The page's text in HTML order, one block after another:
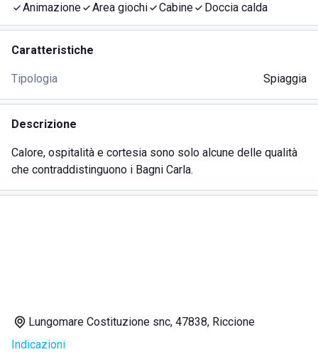
Animazione
Area giochi Cabine Doccia calda
Caratteristiche
Tipologia Spiaggia
Descrizione
Calore, ospitalità e cortesia sono solo alcune delle qualità
che contraddistinguono i Bagni Carla.
Lungomare Costituzione snc, 47838, Riccione
Indicazioni